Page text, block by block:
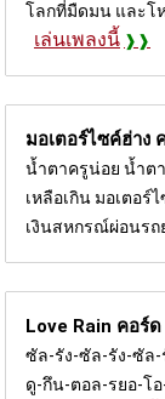
โลกที่มืดมน และโ
เล่นเพลงนี้
มอเตอร์ไซค์ฮ่าง
น้ำตาครูน่อย น้ำต
เหลือเกิน มอเตอร์
เงินสหกรณ์ผ่อนรถย
Love Rain คอร์ด
ซัล-รัง-ซัล-รัง-ซัล
ดู-กึน-ตอล-รยอ-โ